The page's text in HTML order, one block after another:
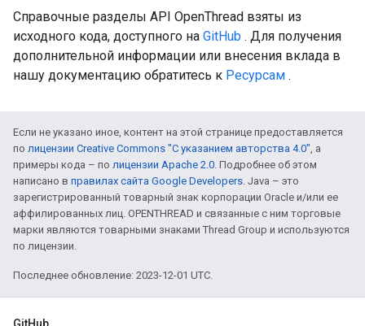
Справочные разделы API OpenThread взяты из
исходного кода, доступного на GitHub . Для получения
дополнительной информации или внесения вклада в
нашу документацию обратитесь к Ресурсам .
Если не указано иное, контент на этой странице предоставляется
по лицензии Creative Commons "С указанием авторства 4.0", а
примеры кода – по лицензии Apache 2.0. Подробнее об этом
написано в правилах сайта Google Developers. Java – это
зарегистрированный товарный знак корпорации Oracle и/или ее
аффилированных лиц. OPENTHREAD и связанные с ним торговые
марки являются товарными знаками Thread Group и используются
по лицензии.
Последнее обновление: 2023-12-01 UTC.